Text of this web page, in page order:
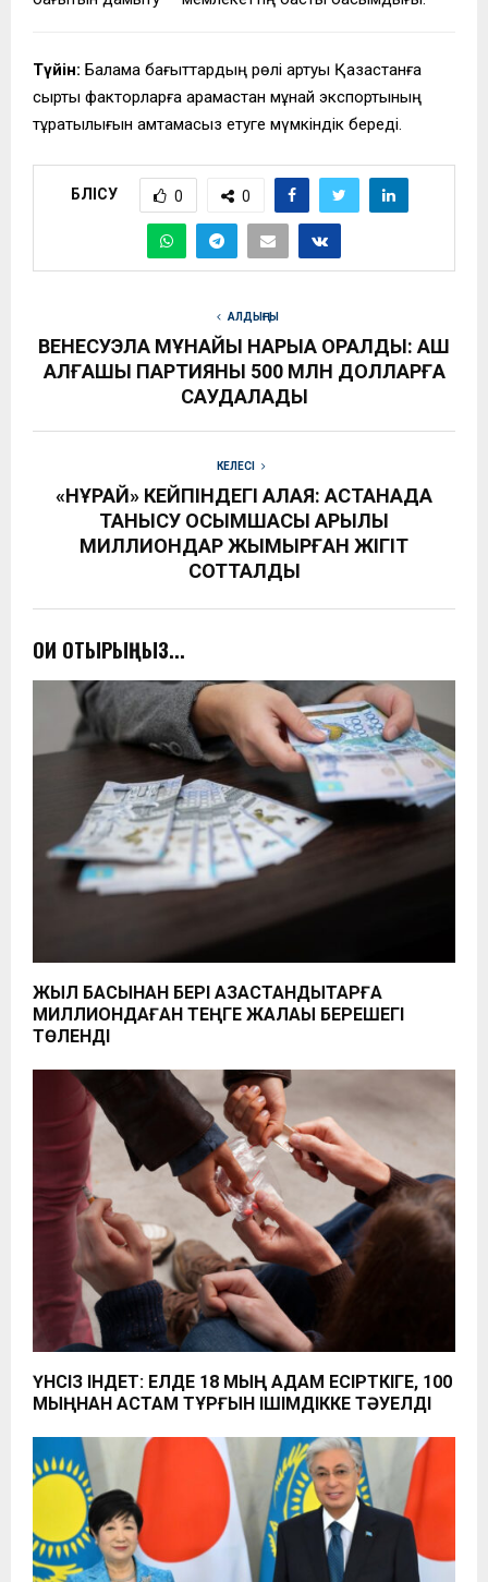
Түйін: Балама бағыттардың рөлі артуы Қазақстанға
сыртқы факторларға қарамастан мұнай экспортының
тұрақтылығын қамтамасыз етуге мүмкіндік береді.
БӨЛІСУ 0 0
АЛДЫҢҒЫ
ВЕНЕСУЭЛА МҰНАЙЫ НАРЫҚҚА ОРАЛДЫ: АҚШ
АЛҒАШҚЫ ПАРТИЯНЫ 500 МЛН ДОЛЛАРҒА
САУДАЛАДЫ
КЕЛЕСІ
«НҰРАЙ» КЕЙПІНДЕГІ АЛАЯҚ: АСТАНАДА
ТАНЫСУ ҚОСЫМШАСЫ АРҚЫЛЫ
МИЛЛИОНДАР ЖЫМҚЫРҒАН ЖІГІТ
СОТТАЛДЫ
ОҚИ ОТЫРЫҢЫЗ...
ЖЫЛ БАСЫНАН БЕРІ ҚАЗАҚСТАНДЫҚТАРҒА
МИЛЛИОНДАҒАН ТЕҢГЕ ЖАЛАҚЫ БЕРЕШЕГІ
ТӨЛЕНДІ
ҮНСІЗ ІНДЕТ: ЕЛДЕ 18 МЫҢ АДАМ ЕСІРТКІГЕ, 100
МЫҢНАН АСТАМ ТҰРҒЫН ІШІМДІККЕ ТӘУЕЛДІ